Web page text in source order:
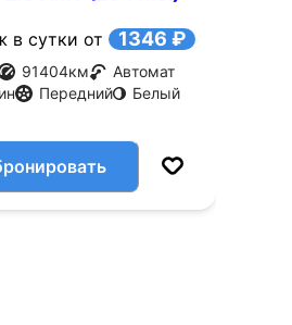
в сутки от 1346 ₽
91404км
Автомат
Передний Белый